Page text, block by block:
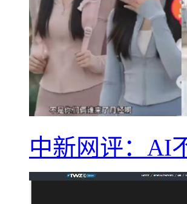
中新网评：AI